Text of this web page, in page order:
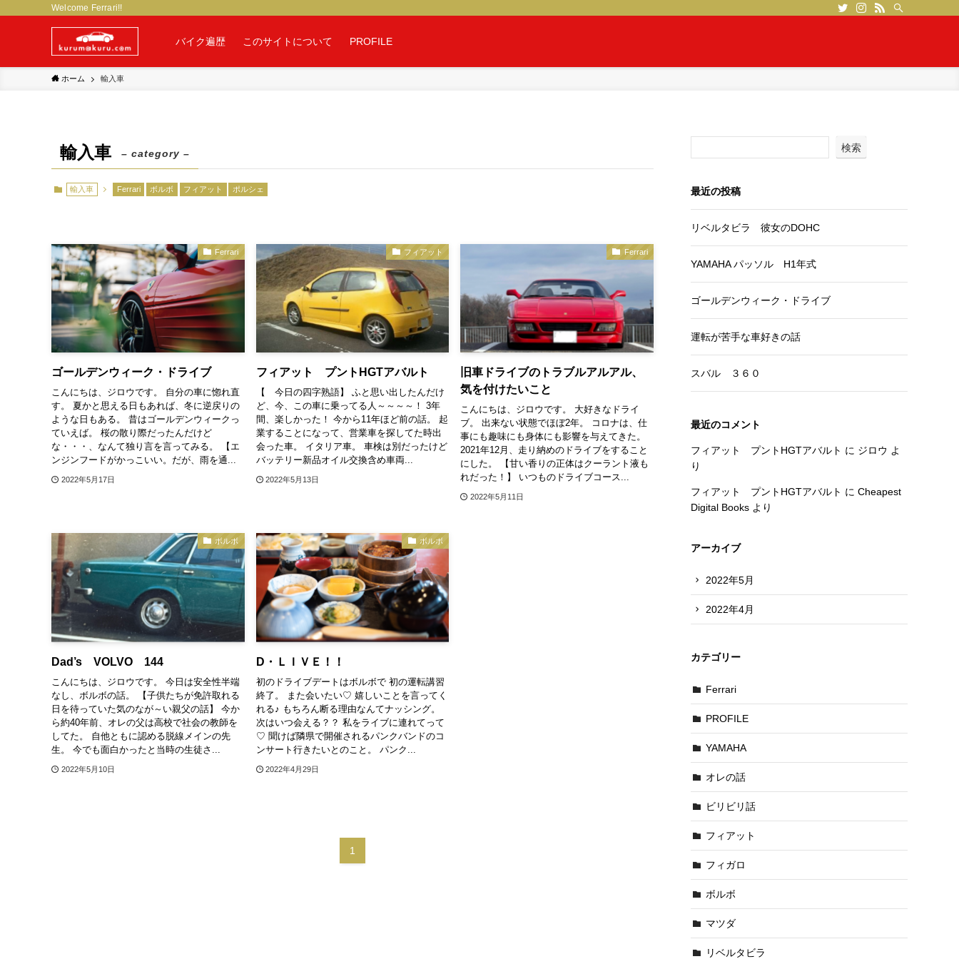
Welcome Ferrari!!
バイク遍歴 このサイトについて PROFILE
ホーム 輸入車
輸入車 – category –
輸入車 Ferrari ボルボ フィアット ポルシェ
Ferrari
ゴールデンウィーク・ドライブ
こんにちは、ジロウです。 自分の車に惚れ直
す。 夏かと思える日もあれば、冬に逆戻りの
ような日もある。 昔はゴールデンウィークっ
ていえば。 桜の散り際だったんだけど
な・・・、なんて独り言を言ってみる。 【エ
ンジンフードがかっこいい。だが、雨を通...
2022年5月17日
フィアット
フィアット プントHGTアバルト
【 今日の四字熟語】 ふと思い出したんだけ
ど、今、この車に乗ってる人～～～～！ 3年
間、楽しかった！ 今から11年ほど前の話。 起
業することになって、営業車を探してた時出
会った車。 イタリア車。 車検は別だったけど
バッテリー新品オイル交換含め車両...
2022年5月13日
Ferrari
旧車ドライブのトラブルアルアル、
気を付けたいこと
こんにちは、ジロウです。 大好きなドライ
ブ。 出来ない状態でほぼ2年。 コロナは、仕
事にも趣味にも身体にも影響を与えてきた。
2021年12月、走り納めのドライブをすること
にした。 【甘い香りの正体はクーラント液も
れだった！】 いつものドライブコース...
2022年5月11日
ボルボ
Dad’s VOLVO 144
こんにちは、ジロウです。 今日は安全性半端
なし、ボルボの話。 【子供たちが免許取れる
日を待っていた気のなが～い親父の話】 今か
ら約40年前、オレの父は高校で社会の教師を
してた。 自他ともに認める脱線メインの先
生。 今でも面白かったと当時の生徒さ...
2022年5月10日
ボルボ
D・ＬＩＶＥ！！
初のドライブデートはボルボで 初の運転講習
終了。 また会いたい♡ 嬉しいことを言ってく
れる♪ もちろん断る理由なんてナッシング。
次はいつ会える？？ 私をライブに連れてって
♡ 聞けば隣県で開催されるパンクバンドのコ
ンサート行きたいとのこと。 パンク...
2022年4月29日
1
検索
最近の投稿
リベルタビラ 彼女のDOHC
YAMAHA パッソル H1年式
ゴールデンウィーク・ドライブ
運転が苦手な車好きの話
スバル ３６０
最近のコメント
フィアット プントHGTアバルト に ジロウ よ
り
フィアット プントHGTアバルト に Cheapest
Digital Books より
アーカイブ
2022年5月
2022年4月
カテゴリー
Ferrari
PROFILE
YAMAHA
オレの話
ビリビリ話
フィアット
フィガロ
ボルボ
マツダ
リベルタビラ